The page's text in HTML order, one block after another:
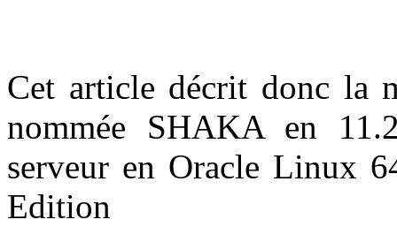
Cet article décrit donc la
nommée SHAKA en
serveur en Oracle Linux
Edition